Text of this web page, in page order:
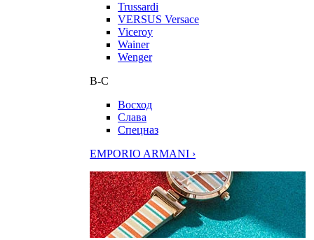
Trussardi
VERSUS Versace
Viceroy
Wainer
Wenger
В-С
Восход
Слава
Спецназ
EMPORIO ARMANI ›